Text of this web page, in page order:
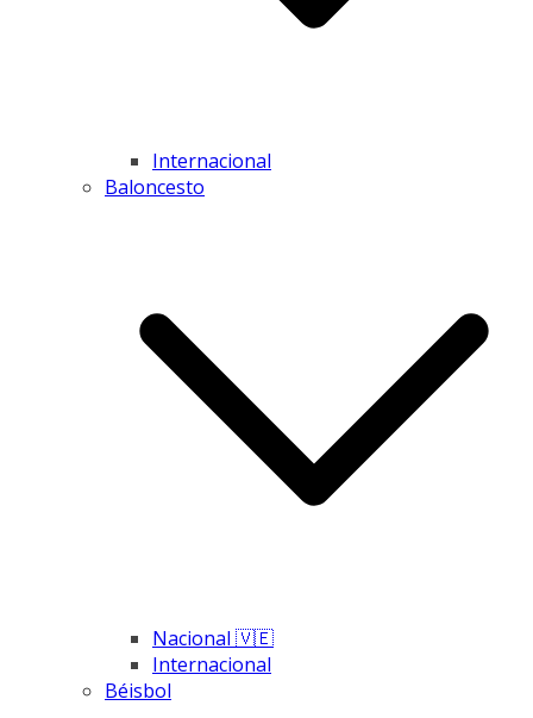
Internacional
Baloncesto
Nacional 🇻🇪
Internacional
Béisbol